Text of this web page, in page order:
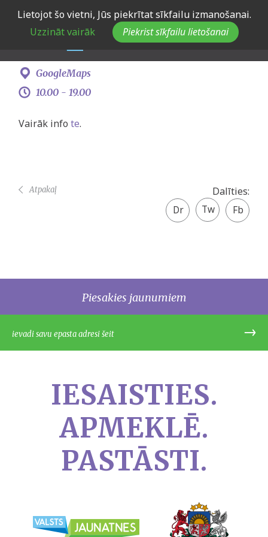
Lietojot šo vietni, Jūs piekrītat sīkfailu izmanošanai.
Uzzināt vairāk
Piekrist sīkfailu lietošanai
JSPA "Projektu nakts" 2024
GoogleMaps
31. jūlijs -
10.00 - 19.00
Vairāk info te.
Dalīties:
Facebook
share
Twitter
Atpakaļ
Piesakies jaunumiem
IESAISTIES.
APMEKLĒ.
PASTĀSTI.